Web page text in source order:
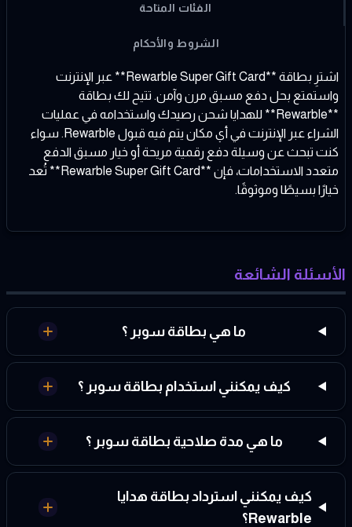
الفئات المتاحة
الشروط والأحكام
اشترِ بطاقة **Rewarble Super Gift Card** عبر الإنترنت
واستمتع بحل دفع مسبق مرن وآمن. تتيح لك بطاقة
**Rewarble** للهدايا شحن رصيدك واستخدامه في عمليات
الشراء عبر الإنترنت في أي مكان يتم فيه قبول Rewarble. سواء
كنت تبحث عن وسيلة دفع رقمية مريحة أو خيار مسبق الدفع
متعدد الاستخدامات، فإن **Rewarble Super Gift Card** تُعد
خيارًا بسيطًا وموثوقًا.
الأسئلة الشائعة
ما هي بطاقة سوبر ؟
كيف يمكنني استخدام بطاقة سوبر ؟
ما هي مدة صلاحية بطاقة سوبر ؟
كيف يمكنني استرداد بطاقة هدايا
Rewarble؟